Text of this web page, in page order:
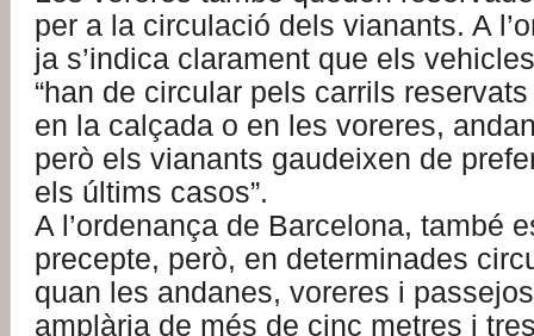
per a la circulació dels vianants. A
ja s’indica clarament que els
“han de circular pels carrils
en la calçada o en les voreres,
però els vianants gaudeixen de
els últims casos”.
A l’ordenança de Barcelona, també
precepte, però, en determinades
quan les andanes, voreres i
amplària de més de cinc metres i